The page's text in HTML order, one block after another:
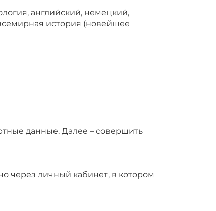
английский, немецкий,
история (новейшее
данные. Далее – совершить
через личный кабинет, в котором